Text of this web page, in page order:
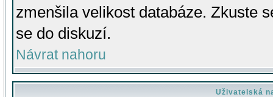
zmenšila velikost databáze. Zkuste
se do diskuzí.
Návrat nahoru
Uživatelská